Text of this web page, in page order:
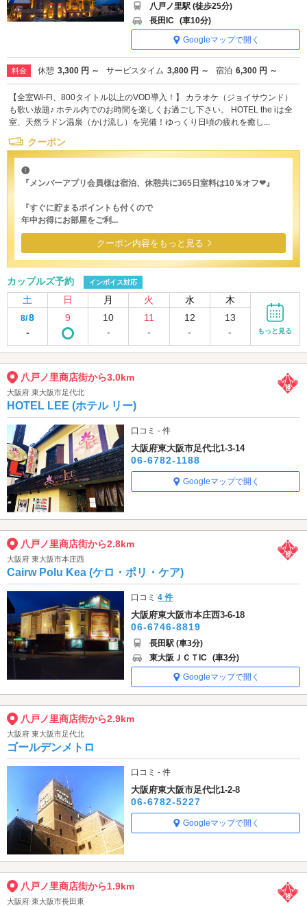
八戸ノ里駅 (徒歩25分)
長田IC (車10分)
Googleマップで開く
料金 休憩 3,300 円 ～ サービスタイム 3,800 円 ～ 宿泊 6,300 円 ～
【全室Wi-Fi、800タイトル以上のVOD導入！】 カラオケ（ジョイサウンド）
も歌い放題♪ ホテル内でのお時間を楽しくお過ごし下さい。 HOTEL the iは全
室、天然ラドン温泉（かけ流し）を完備！ゆっくり日頃の疲れを癒し...
クーポン
❶
『メンバーアプリ会員様は宿泊、休憩共に365日室料は10％オフ❤︎』
『すぐに貯まるポイントも付くので
年中お得にお部屋をご利...
クーポン内容をもっと見る
カップルズ予約 インボイス対応
土 日 月 火 水 木
8/8
-
9
10
-
11
-
12
-
13
-
もっと見る
八戸ノ里商店街から3.0km
大阪府 東大阪市足代北
HOTEL LEE (ホテル リー)
口コミ - 件
大阪府東大阪市足代北1-3-14
06-6782-1188
Googleマップで開く
八戸ノ里商店街から2.8km
大阪府 東大阪市本庄西
Cairw Polu Kea (ケロ・ポリ・ケア)
口コミ4 件
大阪府東大阪市本庄西3-6-18
06-6746-8819
長田駅 (車3分)
東大阪ＪＣＴIC (車3分)
Googleマップで開く
八戸ノ里商店街から2.9km
大阪府 東大阪市足代北
ゴールデンメトロ
口コミ - 件
大阪府東大阪市足代北1-2-8
06-6782-5227
Googleマップで開く
八戸ノ里商店街から1.9km
大阪府 東大阪市長田東